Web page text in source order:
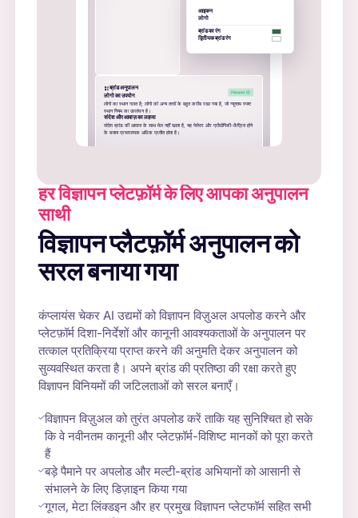
हर विज्ञापन प्लेटफ़ॉर्म के लिए आपका अनुपालन
साथी
विज्ञापन प्लैटफ़ॉर्म अनुपालन को
सरल बनाया गया
कंप्लायंस चेकर AI उद्यमों को विज्ञापन विज़ुअल अपलोड करने और
प्लेटफ़ॉर्म दिशा-निर्देशों और कानूनी आवश्यकताओं के अनुपालन पर
तत्काल प्रतिक्रिया प्राप्त करने की अनुमति देकर अनुपालन को
सुव्यवस्थित करता है। अपने ब्रांड की प्रतिष्ठा की रक्षा करते हुए
विज्ञापन विनियमों की जटिलताओं को सरल बनाएँ।
विज्ञापन विज़ुअल को तुरंत अपलोड करें ताकि यह सुनिश्चित हो सके
कि वे नवीनतम कानूनी और प्लेटफ़ॉर्म-विशिष्ट मानकों को पूरा करते
हैं
बड़े पैमाने पर अपलोड और मल्टी-ब्रांड अभियानों को आसानी से
संभालने के लिए डिज़ाइन किया गया
गूगल, मेटा लिंक्डइन और हर प्रमुख विज्ञापन प्लेटफॉर्म सहित सभी
ब्रांड अनुपालन
लोगो का उपयोग
लोगो का स्थान गलत है; लोगो को अन्य तत्वों के बहुत करीब रखा गया है, जो न्यूनतम स्पष्ट
स्थान नियम का उल्लंघन है।
संदेश और आवाज़ का लहजा
संदेश ब्रांड की आवाज के साथ मेल नहीं खाता है, यह पेशेवर और प्रौद्योगिकी-केंद्रित होने
के बजाय प्रचारात्मक अधिक प्रतीत होता है।
आइकन
लोगो
ब्रांड का रंग
द्वितीयक ब्रांड रंग